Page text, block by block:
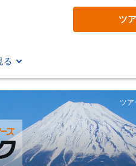
ツ
る
ツア